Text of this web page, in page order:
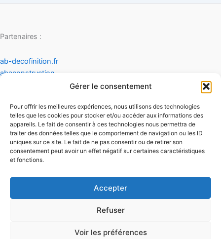
Gérer le consentement
Pour offrir les meilleures expériences, nous utilisons des technologies
telles que les cookies pour stocker et/ou accéder aux informations des
appareils. Le fait de consentir à ces technologies nous permettra de
traiter des données telles que le comportement de navigation ou les ID
uniques sur ce site. Le fait de ne pas consentir ou de retirer son
consentement peut avoir un effet négatif sur certaines caractéristiques
et fonctions.
Accepter
Refuser
Voir les préférences
Partenaires :
ab-decofinition.fr
abaconstruction
infinideco
Contact
Mentions légales
Conditions générales d'utilisation
Conditions générales de vente